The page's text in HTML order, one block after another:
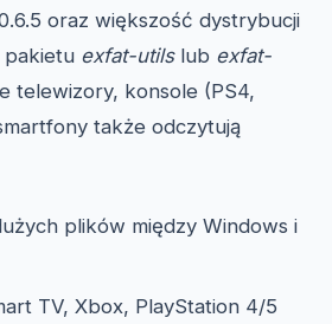
oraz większość dystrybucji
pakietu exfat-utilslub exfat-
telewizory, konsole (PS4,
także odczytują
plików między Windows i
TV, Xbox, PlayStation 4/5